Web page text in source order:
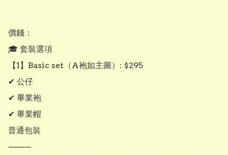
價錢：
🎓 套裝選項
【1】Basic set（A袍如主圖）: $295
✔ 公仔
✔ 畢業袍
✔ 畢業帽
普通包裝
⸻